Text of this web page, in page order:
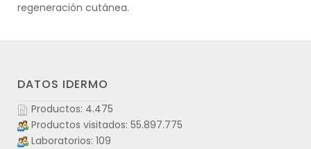
regeneración cutánea.
DATOS IDERMO
Productos: 4.475
Productos visitados: 55.897.775
Laboratorios: 109